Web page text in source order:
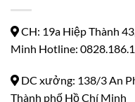
CH: 19a Hiệp Thành
Minh Hotline:
DC xưởng: 138/3 An
Thành phố Hồ Chí Minh